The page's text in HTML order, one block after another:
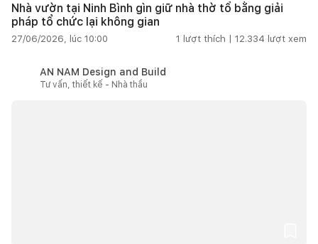
Nhà vườn tại Ninh Bình gìn giữ nhà thờ tổ bằng giải
pháp tổ chức lại không gian
27/06/2026, lúc 10:00 1 lượt thích | 12.334 lượt xem
AN NAM Design and Build
Tư vấn, thiết kế - Nhà thầu